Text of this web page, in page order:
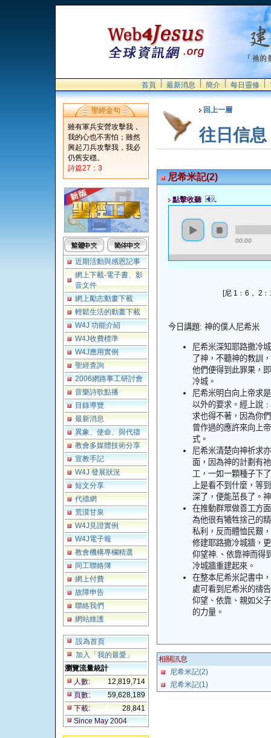
首頁 最新消息 簡介 每日靈修
聖經金句
雖有軍兵安營攻擊我，
我的心也不害怕；雖然
興起刀兵攻擊我，我必
仍舊安穩。
詩篇27：3
近期活動與感恩記事
網上下載-電子書、影
音文件
網上勵志動畫下載
輕鬆生活的動畫下載
W4J 功能介紹
W4J收費標準
W4J應用實例
聖經查詢
2006網路事工研討會
音樂詩歌點播
目錄導覽
最新消息
異象、使命、與代禱
教會多媒體技術分享
宣教手記
W4J 發展狀況
短文分享
代禱網
荒漠甘泉
W4J見證實例
W4J電子報
教會機構專欄精選
同工聯絡簿
網上付費
故障申告
聯絡我們
網站維護
設為首頁
加入「我的最愛」
瀏覽流量統計
人數:
12,819,714
頁數:
59,628,189
下載:
28,841
Since May 2004
回上一層
往日信息
尼希米記(2)
點擊收聽 .
00:00
[尼 1﹕6，
今日講題: 神的僕人尼希米
尼希米深知耶路撒冷
了神，不聽神的教訓
他們便得到此罪果，
冷城。
尼希米明白向上帝求
以外的要求。經上說
求也得不著，因為你
曾作過的應許來向上
式。
尼希米清楚向神祈求
面，因為神的計劃有
工，一如一顆種子下
上是看不到什麼，等
深了，便能茁長了。
在推動群眾做善工方
為他很有犧牲捨己的
私利，反而體恤民艱
修建耶路撒冷城牆，
仰望神. 、依靠神而得
冷城牆重建起來。
在整本尼希米記書中
處可看到尼希米的禱
仰望、依靠、親如父
的力量。
相關訊息
尼希米記(2)
尼希米記(1)